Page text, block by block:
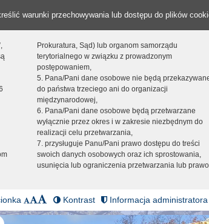
warunki przechowywania lub dostępu do plików
Prokuratura, Sąd) lub organom samorządu
terytorialnego w związku z prowadzonym
postępowaniem,
5. Pana/Pani dane osobowe nie będą
do państwa trzeciego ani do organizacji
międzynarodowej,
6. Pana/Pani dane osobowe będą przetwarzane
wyłącznie przez okres i w zakresie niezbędnym do
realizacji celu przetwarzania,
7. przysługuje Panu/Pani prawo dostępu do treści
swoich danych osobowych oraz ich sprostowania,
usunięcia lub ograniczenia przetwarzania lub prawo
Kontrast Informacja administratora